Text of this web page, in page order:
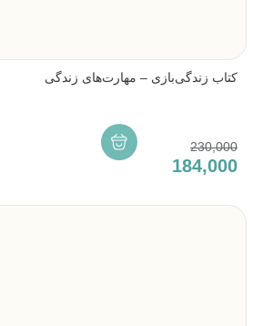
کتاب زندگی‌بازی – مهارت‌های زندگی
230,000
184,000